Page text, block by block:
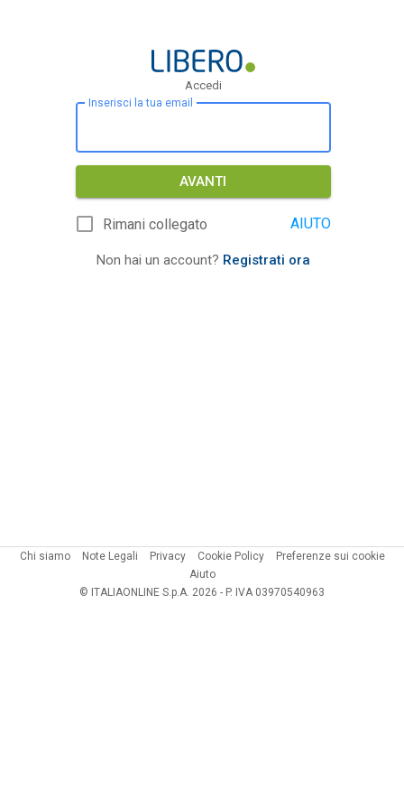
Accedi
Inserisci la tua email
AVANTI
Rimani collegato AIUTO
Non hai un account? Registrati ora
Chi siamo Note Legali Privacy Cookie Policy
Preferenze sui cookie
Aiuto
© ITALIAONLINE S.p.A. 2026 - P. IVA 03970540963